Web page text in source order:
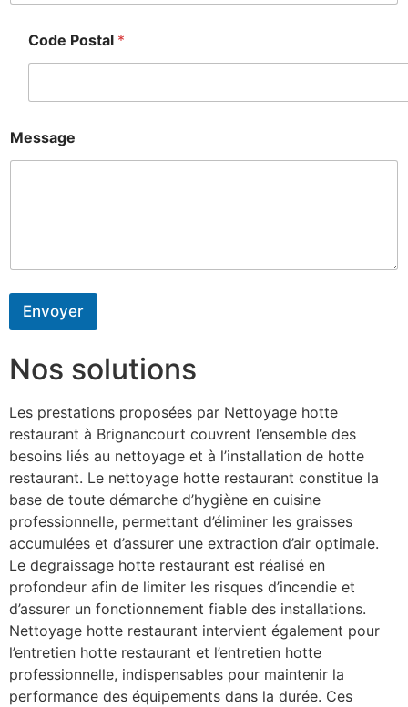
Code Postal *
Message
Envoyer
Nos solutions
Les prestations proposées par Nettoyage hotte
restaurant à Brignancourt couvrent l’ensemble des
besoins liés au nettoyage et à l’installation de hotte
restaurant. Le nettoyage hotte restaurant constitue la
base de toute démarche d’hygiène en cuisine
professionnelle, permettant d’éliminer les graisses
accumulées et d’assurer une extraction d’air optimale.
Le degraissage hotte restaurant est réalisé en
profondeur afin de limiter les risques d’incendie et
d’assurer un fonctionnement fiable des installations.
Nettoyage hotte restaurant intervient également pour
l’entretien hotte restaurant et l’entretien hotte
professionnelle, indispensables pour maintenir la
performance des équipements dans la durée. Ces